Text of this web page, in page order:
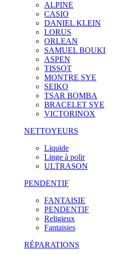
ALPINE
CASIO
DANIEL KLEIN
LORUS
ORLEAN
SAMUEL BOUKI
ASPEN
TISSOT
MONTRE SYE
SEIKO
TSAR BOMBA
BRACELET SYE
VICTORINOX
NETTOYEURS
Liquide
Linge à polir
ULTRASON
PENDENTIF
FANTAISIE
PENDENTIF
Religieux
Fantaisies
RÉPARATIONS